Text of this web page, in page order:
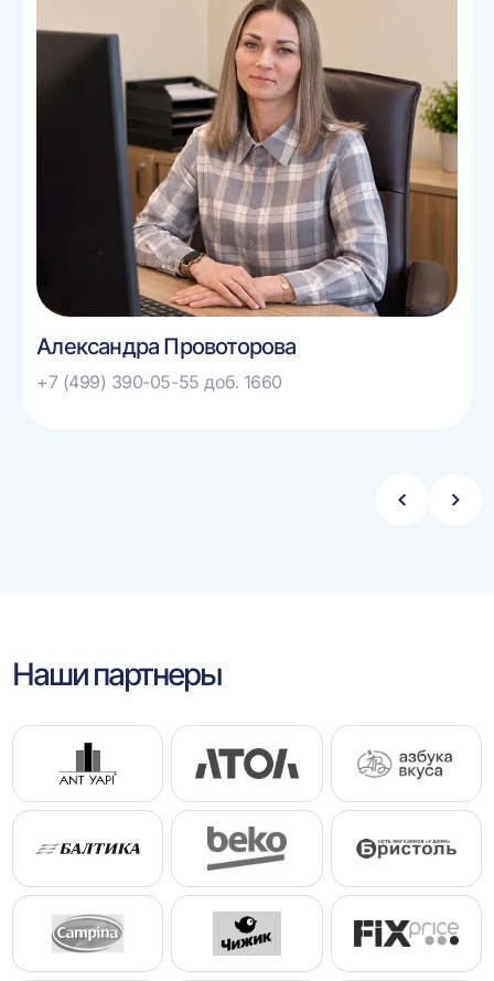
Александра Провоторова
+7 (499) 390-05-55 доб. 1660
Стрелка
Наши партнеры